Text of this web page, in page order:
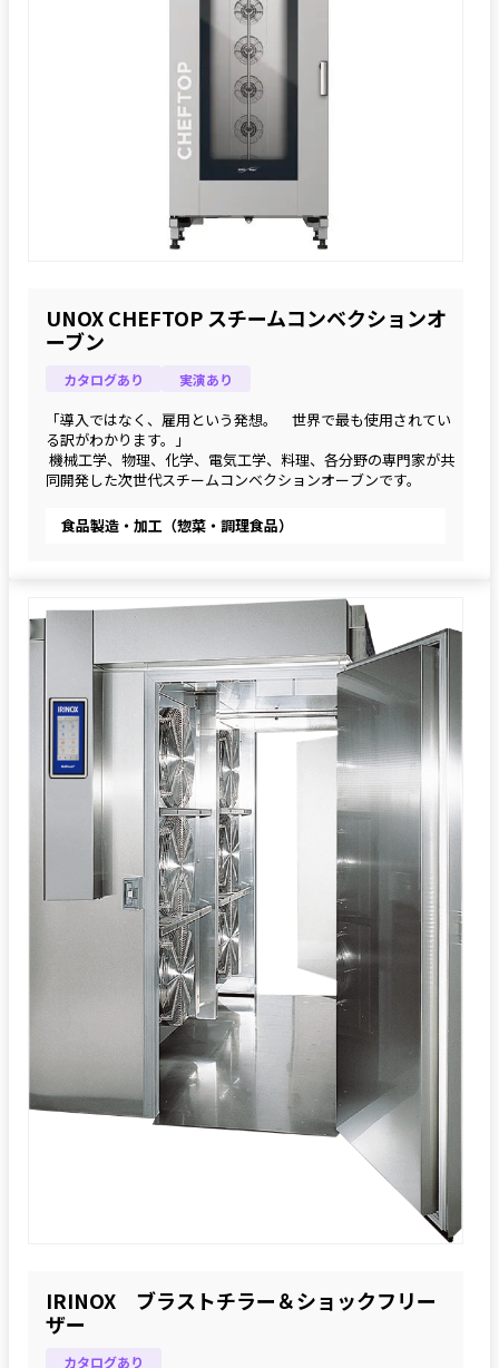
UNOX CHEFTOP スチームコンベクションオ
ーブン
カタログあり 実演あり
「導入ではなく、雇用という発想。　世界で最も使用されてい
る訳がわかります。」
機械工学、物理、化学、電気工学、料理、各分野の専門家が共
同開発した次世代スチームコンベクションオーブンです。
食品製造・加工（惣菜・調理食品）
IRINOX ブラストチラー＆ショックフリー
ザー
カタログあり